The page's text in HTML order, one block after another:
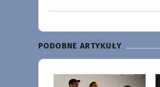
PODOBNE ARTYKUŁY